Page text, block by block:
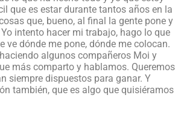
que es estar durante tantos años en la
que, bueno, al final la gente pone y
intento hacer mi trabajo, hago lo que
ve dónde me pone, dónde me colocan.
algunos compañeros Moi y
más comparto y hablamos. Queremos
siempre dispuestos para ganar. Y
también, que es algo que quisiéramos